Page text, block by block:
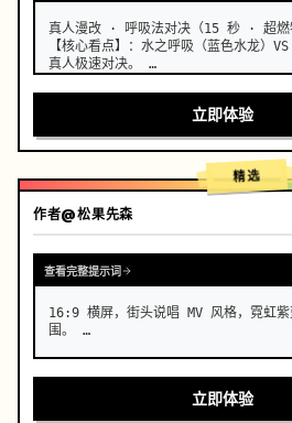
动作：创作者的双手（手指修长干净）从
真人漫改 · 呼吸法对决（15 秒 · 超燃
【核心看点】：水之呼吸（蓝色水龙）
真人极速对决。 …
立即体验
精选
作者@松果先森
查看完整提示词
16:9 横屏，街头说唱 MV 风格，霓虹紫
围。 …
立即体验